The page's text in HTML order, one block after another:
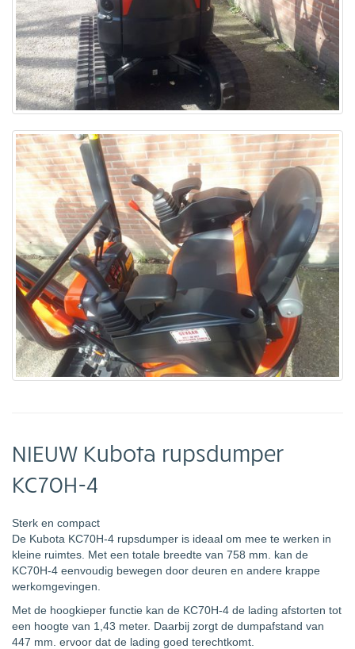
NIEUW Kubota rupsdumper
KC70H-4
Sterk en compact
De Kubota KC70H-4 rupsdumper is ideaal om mee te werken in
kleine ruimtes. Met een totale breedte van 758 mm. kan de
KC70H-4 eenvoudig bewegen door deuren en andere krappe
werkomgevingen.
Met de hoogkieper functie kan de KC70H-4 de lading afstorten tot
een hoogte van 1,43 meter. Daarbij zorgt de dumpafstand van
447 mm. ervoor dat de lading goed terechtkomt.